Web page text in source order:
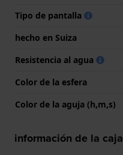
Tipo de pantalla
hecho en Suiza
Resistencia al agua
Color de la esfera
Color de la aguja (h,m,s)
información de la caja